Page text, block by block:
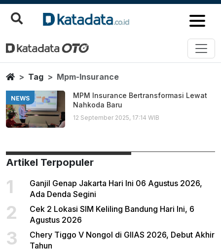
Mpm Insurance
Berita Terbaru
HomeTag Mpm-Insurance
NEWS
MPM Insurance Bertransformasi Lewat
Nahkoda Baru
12 September 2025, 17:14 WIB
Artikel Terpopuler
1
Ganjil Genap Jakarta Hari Ini 06 Agustus 2026,
Ada Denda Segini
2
Cek 2 Lokasi SIM Keliling Bandung Hari Ini, 6
Agustus 2026
3
Chery Tiggo V Nongol di GIIAS 2026, Debut Akhir
Tahun